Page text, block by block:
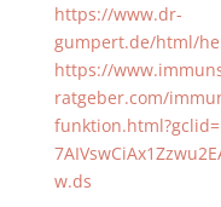
https://www.dr-
gumpert.de/html/
https://
ratgeber.com/
w.ds